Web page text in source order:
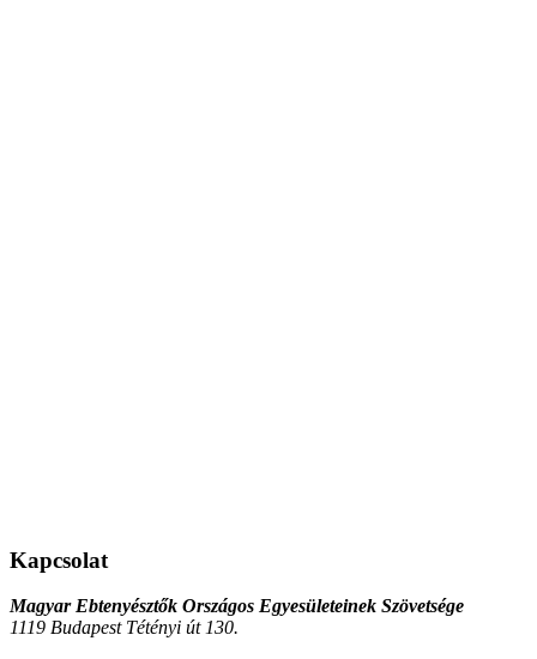
Kapcsolat
Magyar Ebtenyésztők Országos Egyesületeinek Szövetsége
1119 Budapest Tétényi út 130.